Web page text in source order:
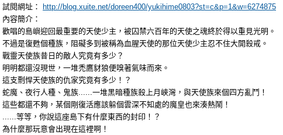
試閱網址：
http://blog.xuite.net/doreen400/yukihime0803?st=c&p=1&w=6274875
內容簡介：
歡唱的島嶼迎回最重要的天使少主，被囚禁六百年的天使之魂終於得以重見光明。
不過是復甦個種族，阻礙多到被稱為血腥天使的那位天使少主忍不住大開殺戒。
戰靈天使族昔日的敵人究竟有多少？
明明都還沒現世，一堆禿鷹豺狼便嗅著氣味而來。
這支剽悍天使族的仇家究竟有多少！？
蛇魔、夜行人種、鬼族......一堆黑暗種族殺上月峽灣，與天使族來個四方亂鬥！
這些都還不夠，某個剛復活應該躲個雲深不知處的魔皇也來湊熱鬧！
......等等，你說這座島下有什麼東西的封印！？
為什麼那玩意會出現在這裡啊！